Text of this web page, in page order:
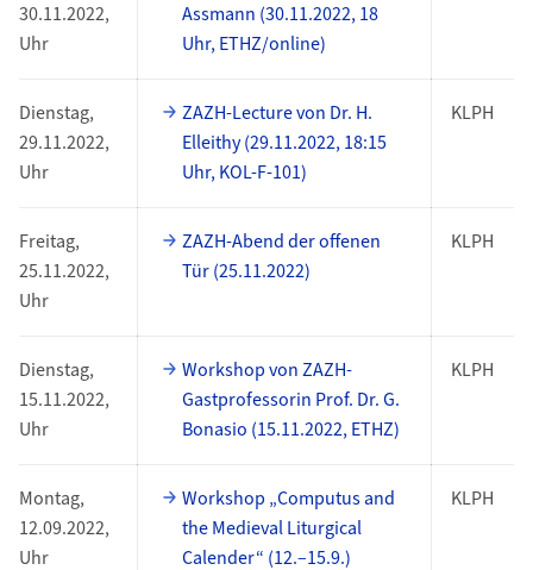
30.11.2022,
Uhr
Assmann (30.11.2022, 18
Uhr, ETHZ/online)
Dienstag,
29.11.2022,
Uhr
ZAZH-Lecture von Dr. H.
Elleithy (29.11.2022, 18:15
Uhr, KOL-F-101)
KLPH
Freitag,
25.11.2022,
Uhr
ZAZH-Abend der offenen
Tür (25.11.2022)
KLPH
Dienstag,
15.11.2022,
Uhr
Workshop von ZAZH-
Gastprofessorin Prof. Dr. G.
Bonasio (15.11.2022, ETHZ)
KLPH
Montag,
12.09.2022,
Uhr
Workshop „Computus and
the Medieval Liturgical
Calender“ (12.–15.9.)
KLPH